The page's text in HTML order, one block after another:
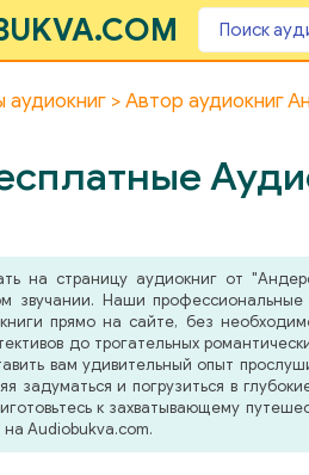
аудиокниг Автор аудиокниг
на страницу аудиокниг от
звучании. Наши
прямо на сайте, без
до трогательных
вам удивительный опыт
задуматься и погрузиться в
к захватывающему
Audiobukva.com.